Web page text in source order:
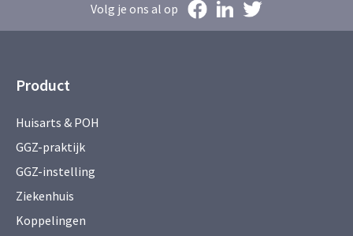
Volg je ons al op
Product
Huisarts & POH
GGZ-praktijk
GGZ-instelling
Ziekenhuis
Koppelingen